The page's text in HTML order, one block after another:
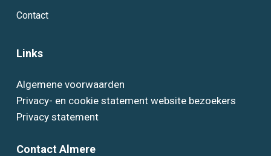
Contact
Links
Algemene voorwaarden
Privacy- en cookie statement website bezoekers
Privacy statement
Contact Almere